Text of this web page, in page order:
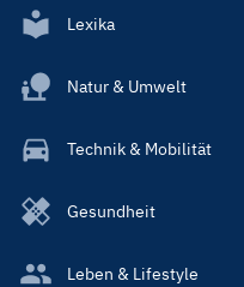
Lexika
Natur & Umwelt
Technik & Mobilität
Gesundheit
Leben & Lifestyle